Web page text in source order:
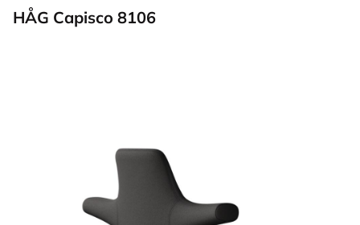
HÅG Capisco 8106